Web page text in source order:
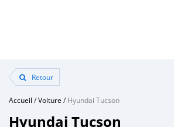
Retour
Accueil /Voiture /Hyundai Tucson
Hyundai Tucson